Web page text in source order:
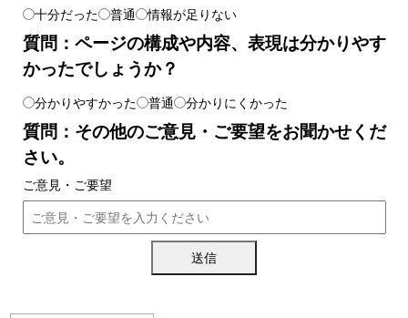
十分だった 普通 情報が足りない
質問：ページの構成や内容、表現は分かりやす
かったでしょうか？
分かりやすかった 普通 分かりにくかった
質問：その他のご意見・ご要望をお聞かせくだ
さい。
ご意見・ご要望
送信